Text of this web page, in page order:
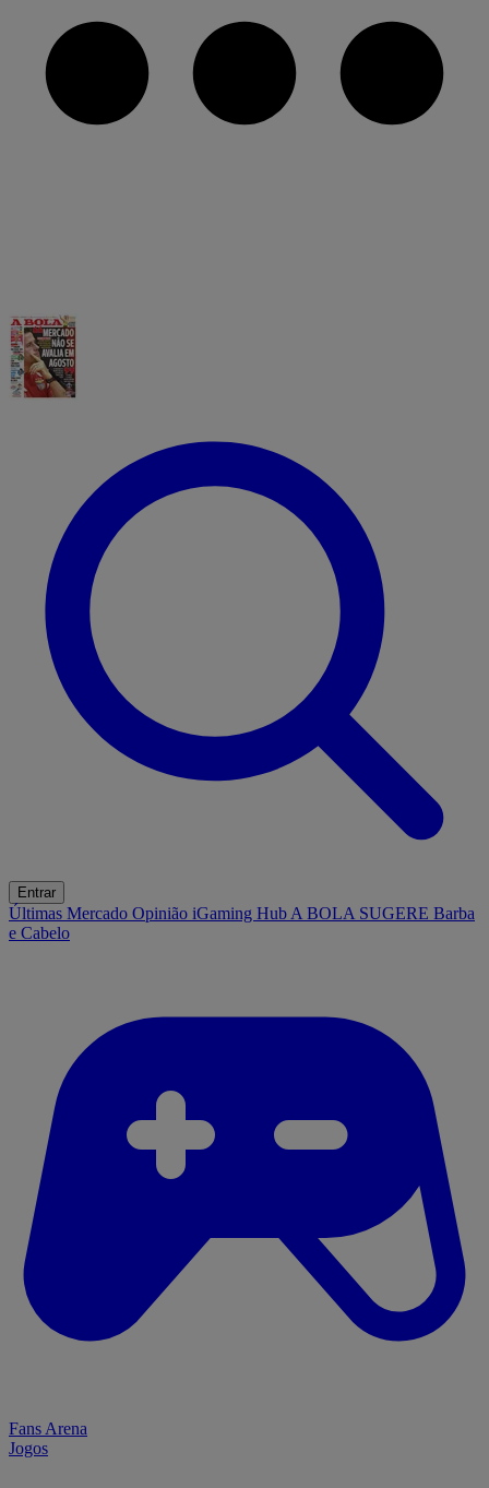
Entrar
Últimas Mercado Opinião iGaming Hub A BOLA SUGERE Barba
e Cabelo
Fans Arena
Jogos